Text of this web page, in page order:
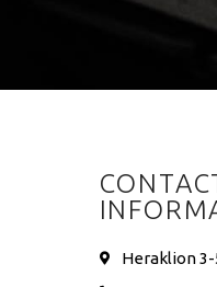
Heraklion